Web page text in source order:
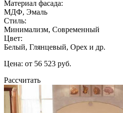
Материал фасада:
МДФ, Эмаль
Стиль:
Минимализм, Современный
Цвет:
Белый, Глянцевый, Орех и др.
Цена: от 56 523 руб.
Рассчитать